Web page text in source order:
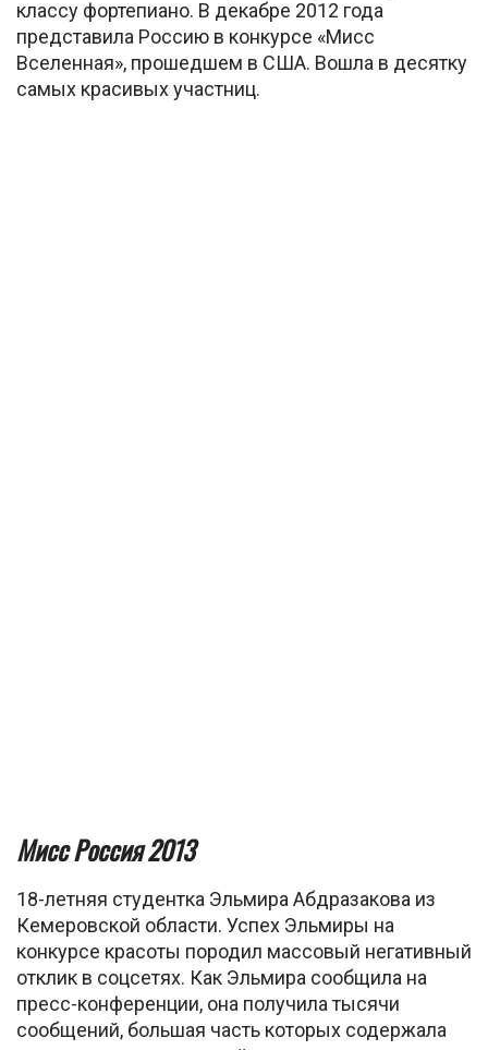
классу фортепиано. В декабре 2012 года
представила Россию в конкурсе «Мисс
Вселенная», прошедшем в США. Вошла в десятку
самых красивых участниц.
Мисс Россия 2013
18-летняя студентка Эльмира Абдразакова из
Кемеровской области. Успех Эльмиры на
конкурсе красоты породил массовый негативный
отклик в соцсетях. Как Эльмира сообщила на
пресс-конференции, она получила тысячи
сообщений, большая часть которых содержала